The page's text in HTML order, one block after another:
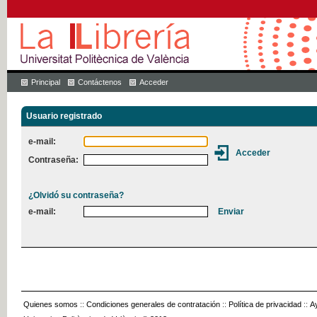
Principal Contáctenos Acceder
Usuario registrado
e-mail:
Contraseña:
¿Olvidó su contraseña?
e-mail:
Quienes somos :: Condiciones generales de contratación :: Política de privacidad ::